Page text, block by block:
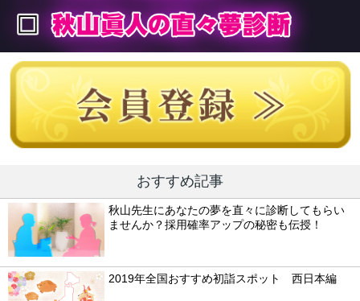
おすすめ記事
秋山先生にあなたの夢を直々に診断してもらい
ませんか？採用確率アップの秘密も伝授！
2019年全国おすすめ初詣スポット 西日本編